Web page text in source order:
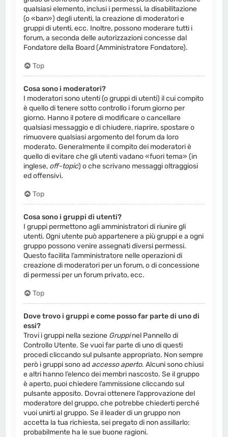
qualsiasi elemento, inclusi i permessi, la disabilitazione
(o «ban») degli utenti, la creazione di moderatori e
gruppi di utenti, ecc. Inoltre, possono moderare tutti i
forum, a seconda delle autorizzazioni concesse dal
Fondatore della Board (Amministratore Fondatore).
Top
Cosa sono i moderatori?
I moderatori sono utenti (o gruppi di utenti) il cui compito
è quello di tenere sotto controllo i forum giorno per
giorno. Hanno il potere di modificare o cancellare
qualsiasi messaggio e di chiudere, riaprire, spostare o
rimuovere qualsiasi argomento del forum da loro
moderato. Generalmente il compito dei moderatori è
quello di evitare che gli utenti vadano «fuori tema» (in
inglese, off-topic) o che scrivano messaggi oltraggiosi
ed offensivi.
Top
Cosa sono i gruppi di utenti?
I gruppi permettono agli amministratori di riunire gli
utenti. Ogni utente può appartenere a più gruppi e a ogni
gruppo possono venire assegnati diversi permessi.
Questo facilita l’amministratore nelle operazioni di
creazione di moderatori per un forum, o di concessione
di permessi per un forum privato, ecc.
Top
Dove trovo i gruppi e come posso far parte di uno di
essi?
Trovi i gruppi nella sezione Gruppinel Pannello di
Controllo Utente. Se vuoi far parte di uno di questi
procedi cliccando sul pulsante appropriato. Non sempre
però i gruppi sono ad accesso aperto. Alcuni sono chiusi
e altri hanno l’elenco dei membri nascosto. Se il gruppo
è aperto, puoi chiedere l’ammissione cliccando sul
pulsante apposito. Dovrai ottenere l’approvazione del
moderatore del gruppo, che potrebbe chiederti perché
vuoi unirti al gruppo. Se il leader di un gruppo non
accetta la tua richiesta, sei pregato di non assillarlo:
probabilmente ha le sue buone ragioni.